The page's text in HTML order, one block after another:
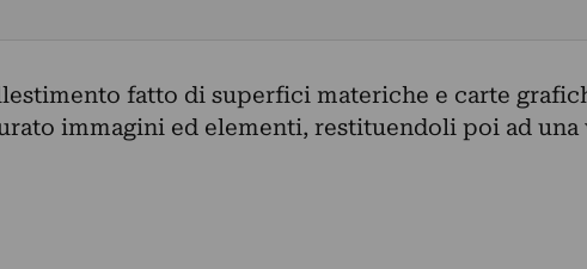
fatto di superfici materiche e carte
immagini ed elementi, restituendoli poi ad una